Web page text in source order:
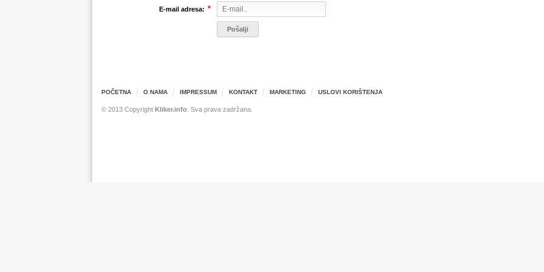
E-mail adresa: *
POČETNA O NAMA IMPRESSUM KONTAKT MARKETING USLOVI KORIŠTENJA
© 2013 Copyright Kliker.info . Sva prava zadržana.